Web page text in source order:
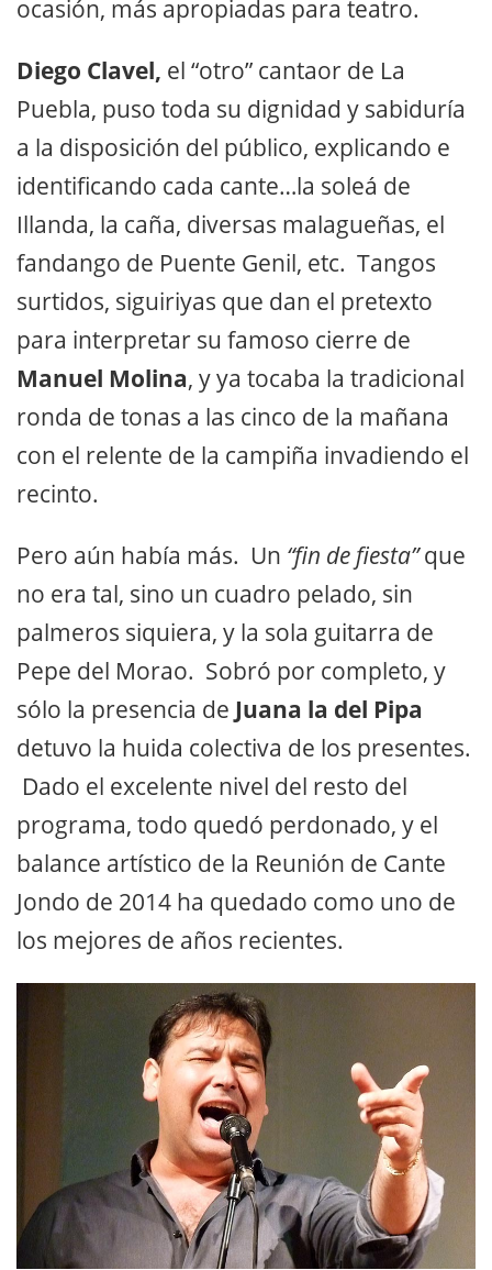
ocasión, más apropiadas para teatro.
Diego Clavel, el “otro” cantaor de La
Puebla, puso toda su dignidad y sabiduría
a la disposición del público, explicando e
identificando cada cante…la soleá de
Illanda, la caña, diversas malagueñas, el
fandango de Puente Genil, etc. Tangos
surtidos, siguiriyas que dan el pretexto
para interpretar su famoso cierre de
Manuel Molina, y ya tocaba la tradicional
ronda de tonas a las cinco de la mañana
con el relente de la campiña invadiendo el
recinto.
Pero aún había más. Un “fin de fiesta”que
no era tal, sino un cuadro pelado, sin
palmeros siquiera, y la sola guitarra de
Pepe del Morao. Sobró por completo, y
sólo la presencia de Juana la del Pipa
detuvo la huida colectiva de los presentes.
Dado el excelente nivel del resto del
programa, todo quedó perdonado, y el
balance artístico de la Reunión de Cante
Jondo de 2014 ha quedado como uno de
los mejores de años recientes.